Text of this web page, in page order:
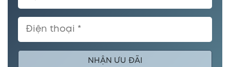
NHẬN ƯU ĐÃI